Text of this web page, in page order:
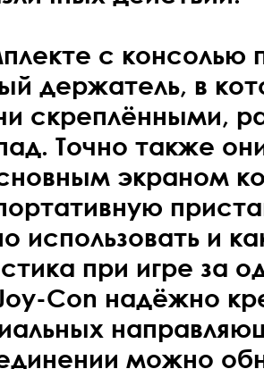
с консолью
держатель, в
скреплёнными,
Точно также
экраном
использовать и
при игре за
Con надёжно
можно